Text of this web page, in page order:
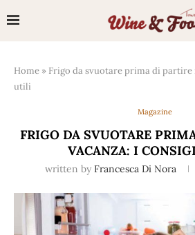
Home » Frigo da svuotare prima di partire
utili
Magazine
FRIGO DA SVUOTARE
VACANZA: I
written by Francesca Di Nora